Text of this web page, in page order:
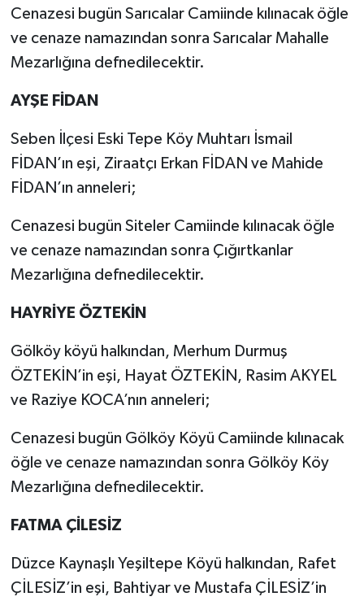
Cenazesi bugün Sarıcalar Camiinde kılınacak öğle
ve cenaze namazından sonra Sarıcalar Mahalle
Mezarlığına defnedilecektir.
AYŞE FİDAN
Seben İlçesi Eski Tepe Köy Muhtarı İsmail
FİDAN’ın eşi, Ziraatçı Erkan FİDAN ve Mahide
FİDAN’ın anneleri;
Cenazesi bugün Siteler Camiinde kılınacak öğle
ve cenaze namazından sonra Çığırtkanlar
Mezarlığına defnedilecektir.
HAYRİYE ÖZTEKİN
Gölköy köyü halkından, Merhum Durmuş
ÖZTEKİN’in eşi, Hayat ÖZTEKİN, Rasim AKYEL
ve Raziye KOCA’nın anneleri;
Cenazesi bugün Gölköy Köyü Camiinde kılınacak
öğle ve cenaze namazından sonra Gölköy Köy
Mezarlığına defnedilecektir.
FATMA ÇİLESİZ
Düzce Kaynaşlı Yeşiltepe Köyü halkından, Rafet
ÇİLESİZ’in eşi, Bahtiyar ve Mustafa ÇİLESİZ’in